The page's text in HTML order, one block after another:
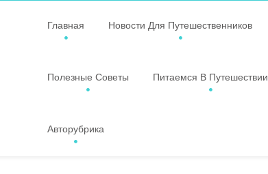
Главная Новости Для Путешественников
Полезные Советы Питаемся В Путешествии
Авторубрика